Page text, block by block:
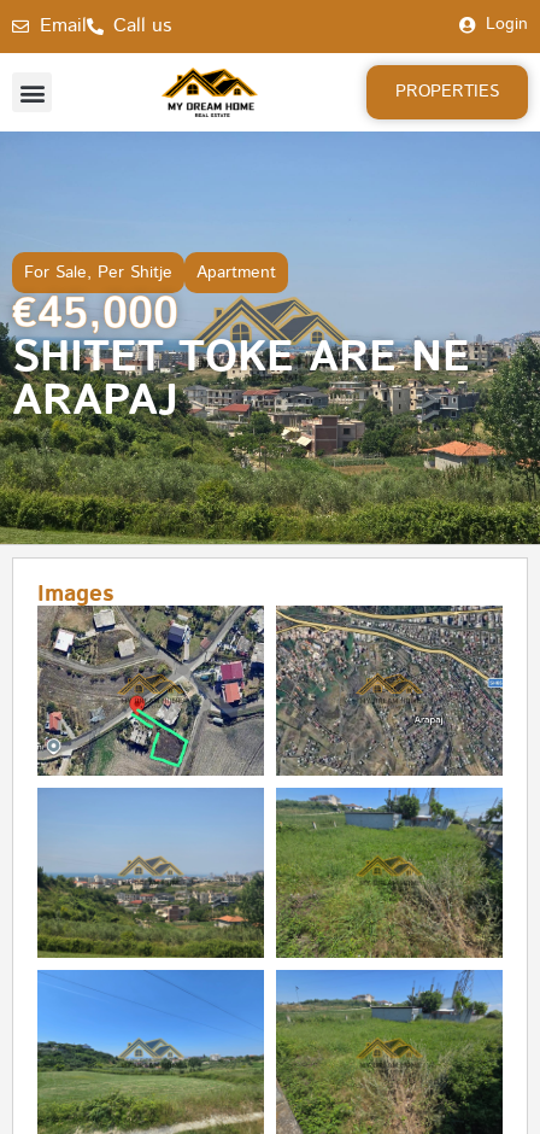
Email Call us Login
PROPERTIES
For Sale, Per Shitje Apartment
€45,000
SHITET TOKE ARE NE
ARAPAJ
Images